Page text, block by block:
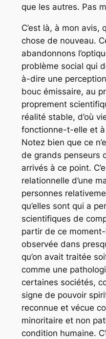
que les autres. Pas
C’est là, à mon avis,
chose de nouveau.
abandonnons
problème social qui
à-dire une
bouc émissaire, au
proprement
réalité stable, d’où
fonctionne-t-elle et
Notez bien que ce
de grands penseurs
arrivés à ce point.
relationnelle d’une
personnes
qu’elles sont qui a
scientifiques de
partir de ce
observée dans
qu’on avait traitée
comme une
certaines sociétés,
signe de pouvoir
reconnue et vécue
minoritaire et non
condition humaine.